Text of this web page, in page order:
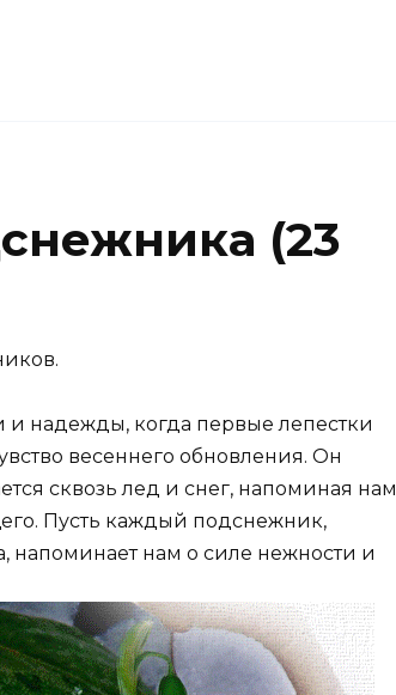
(23
надежды, когда первые лепестки
весеннего обновления. Он
сквозь лед и снег, напоминая нам
Пусть каждый подснежник,
напоминает нам о силе нежности и